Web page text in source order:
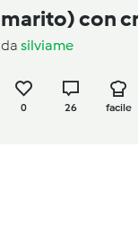
marito) con
e panna
da silviame
0 26 facile